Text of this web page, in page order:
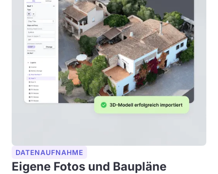
DATENAUFNAHME
Eigene Fotos und Baupläne